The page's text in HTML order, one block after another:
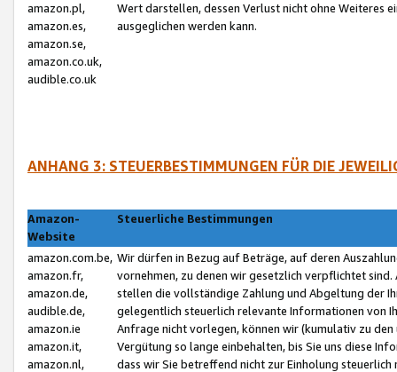
amazon.pl,
amazon.es,
amazon.se,
amazon.co.uk,
audible.co.uk
Wert darstellen, dessen Verlust nicht ohne Weiteres
ausgeglichen werden kann.
ANHANG 3: STEUERBESTIMMUNGEN FÜR DIE
Amazon-
Website
Steuerliche Bestimmungen
amazon.com.be,
amazon.fr,
amazon.de,
audible.de,
amazon.ie
amazon.it,
amazon.nl,
Wir dürfen in Bezug auf Beträge, auf deren
vornehmen, zu denen wir gesetzlich verpflichtet
stellen die vollständige Zahlung und Abgeltung der
gelegentlich steuerlich relevante Informationen von
Anfrage nicht vorlegen, können wir (kumulativ zu
Vergütung so lange einbehalten, bis Sie uns diese
dass wir Sie betreffend nicht zur Einholung